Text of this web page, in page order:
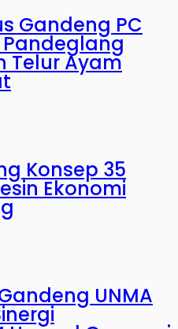
Gandeng PC
Pandeglang
Telur Ayam
Konsep 35
Ekonomi
UNMA